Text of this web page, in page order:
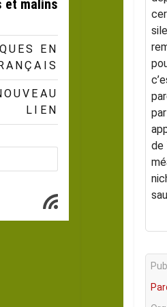
et malins
EN
LIEN
Subscribe
de